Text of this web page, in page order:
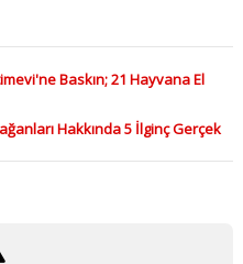
Baskın; 21 Hayvana El
Hakkında 5 İlginç Gerçek